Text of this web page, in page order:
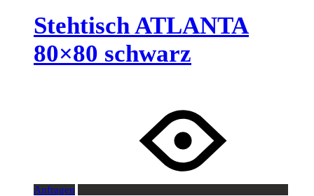
Stehtisch ATLANTA
80×80 schwarz
Anfragen